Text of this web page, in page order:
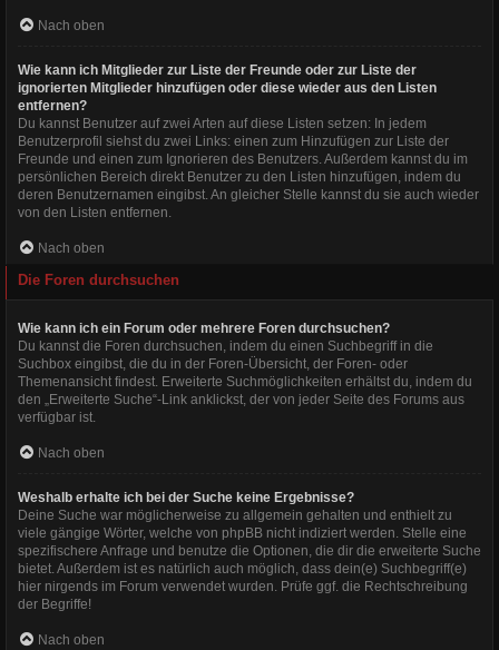
Nach oben
Wie kann ich Mitglieder zur Liste der Freunde oder zur Liste der
ignorierten Mitglieder hinzufügen oder diese wieder aus den Listen
entfernen?
Du kannst Benutzer auf zwei Arten auf diese Listen setzen: In jedem
Benutzerprofil siehst du zwei Links: einen zum Hinzufügen zur Liste der
Freunde und einen zum Ignorieren des Benutzers. Außerdem kannst du im
persönlichen Bereich direkt Benutzer zu den Listen hinzufügen, indem du
deren Benutzernamen eingibst. An gleicher Stelle kannst du sie auch wieder
von den Listen entfernen.
Nach oben
Die Foren durchsuchen
Wie kann ich ein Forum oder mehrere Foren durchsuchen?
Du kannst die Foren durchsuchen, indem du einen Suchbegriff in die
Suchbox eingibst, die du in der Foren-Übersicht, der Foren- oder
Themenansicht findest. Erweiterte Suchmöglichkeiten erhältst du, indem du
den „Erweiterte Suche“-Link anklickst, der von jeder Seite des Forums aus
verfügbar ist.
Nach oben
Weshalb erhalte ich bei der Suche keine Ergebnisse?
Deine Suche war möglicherweise zu allgemein gehalten und enthielt zu
viele gängige Wörter, welche von phpBB nicht indiziert werden. Stelle eine
spezifischere Anfrage und benutze die Optionen, die dir die erweiterte Suche
bietet. Außerdem ist es natürlich auch möglich, dass dein(e) Suchbegriff(e)
hier nirgends im Forum verwendet wurden. Prüfe ggf. die Rechtschreibung
der Begriffe!
Nach oben